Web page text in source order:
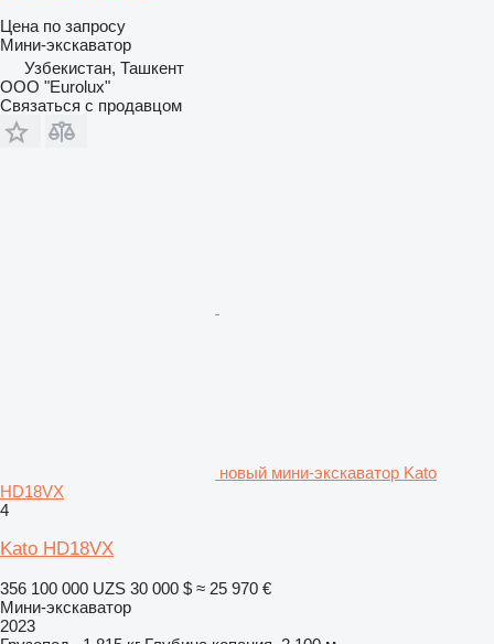
Цена по запросу
Мини-экскаватор
Узбекистан, Ташкент
ООО "Eurolux"
Связаться с продавцом
новый мини-экскаватор Kato
HD18VX
4
Kato HD18VX
356 100 000 UZS 30 000 $ ≈ 25 970 €
Мини-экскаватор
2023